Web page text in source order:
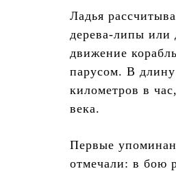
Ладья
дерева-липы или
движение
парусом. В
километров в
века.
Первые
отмечали: в бою